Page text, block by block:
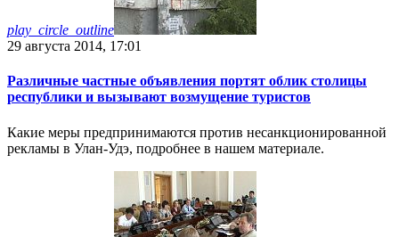
play_circle_outline
29 августа 2014, 17:01
Различные частные объявления портят облик столицы
республики и вызывают возмущение туристов
Какие меры предпринимаются против несанкционированной
рекламы в Улан-Удэ, подробнее в нашем материале.